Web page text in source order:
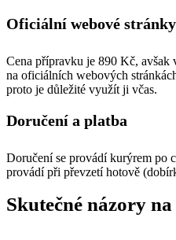
Oficiální webové
Cena přípravku je 890 Kč, avšak
na oficiálních webových
proto je důležité využít ji včas.
Doručení a platba
Doručení se provádí kurýrem po
provádí při převzetí hotově
Skutečné názory